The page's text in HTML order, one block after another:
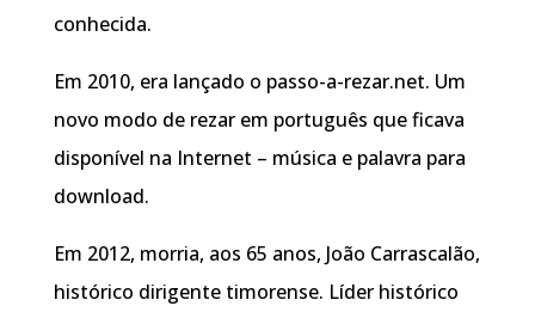
conhecida.
Em 2010, era lançado o passo-a-rezar.net. Um
novo modo de rezar em português que ficava
disponível na Internet – música e palavra para
download.
Em 2012, morria, aos 65 anos, João Carrascalão,
histórico dirigente timorense. Líder histórico